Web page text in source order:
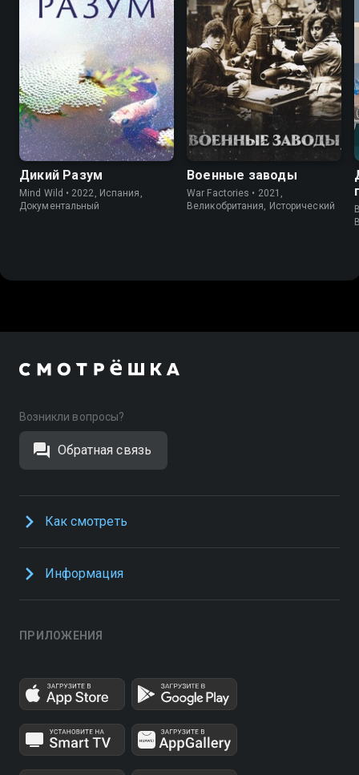
Дикий Разум
Mind Wild • 2022, Испания,
Документальный
Военные заводы
War Factories • 2021,
Великобритания, Исторический
Возникли вопросы?
Обратная связь
Как смотреть
Информация
ПРИЛОЖЕНИЯ